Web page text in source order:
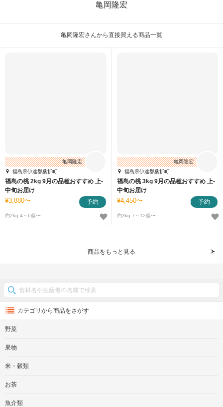
亀岡隆宏
亀岡隆宏さんから直接買える商品一覧
福島の桃 2kg 9月の品種おすすめ 上-
中旬お届け
3,880〜 予約
約2kg 4～6個〜
亀岡隆宏
福島県伊達郡桑折町
福島の桃 3kg 9月の品種おすすめ 上-
中旬お届け
4,450〜 予約
約3kg 7～12個〜
亀岡隆宏
福島県伊達郡桑折町
商品をもっと見る
カテゴリから商品をさがす
野菜
果物
米・穀類
お茶
魚介類